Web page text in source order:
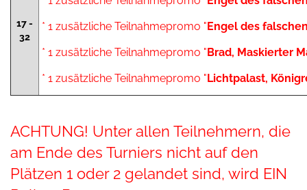
17 -
32
* 1 zusätzliche Teilnahmepromo " Engel des
* 1 zusätzliche Teilnahmepromo " Brad, Maskierter
* 1 zusätzliche Teilnahmepromo " Lichtpalast,
ACHTUNG! Unter allen Teilnehmern, die
am Ende des Turniers nicht auf den
Plätzen 1 oder 2 gelandet sind, wird EIN